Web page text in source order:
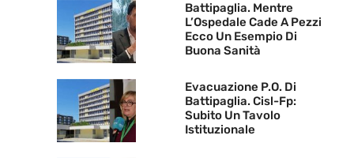
Battipaglia. Mentre
L’Ospedale Cade A Pezzi
Ecco Un Esempio Di
Buona Sanità
Evacuazione P.O. Di
Battipaglia. Cisl-Fp:
Subito Un Tavolo
Istituzionale